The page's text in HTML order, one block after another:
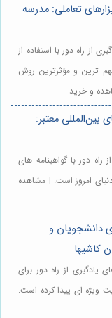
تعاملی: مدرسه
از راه دور با استفاده از
ترین و مؤثرترین روش
و خرید
بین‌المللی معتبر:
دور با گواهینامه های
امروز است. | مشاهده
دانشجویان و
کاشیها
یادگیری از راه دور برای
ویژه ای پیدا کرده است.